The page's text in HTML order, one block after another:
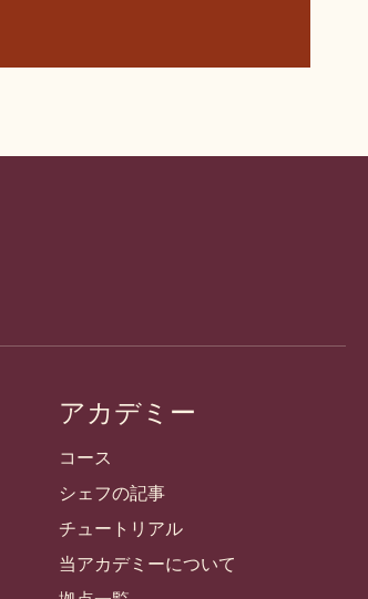
アカデミー
コース
シェフの記事
チュートリアル
当アカデミーについて